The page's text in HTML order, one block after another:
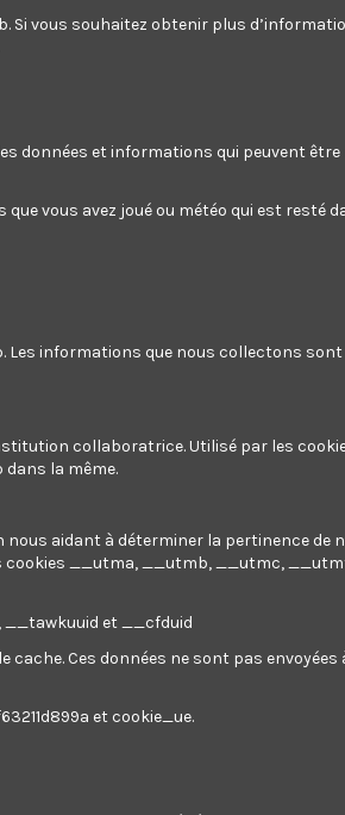
vous souhaitez obtenir plus
données et informations qui peuvent être
vous avez joué ou météo qui est resté
Les informations que nous collectons
collaboratrice. Utilisé par les
la même.
nous aidant à déterminer la pertinence de
cookies __utma, __utmb, __utmc,
__tawkuuid et __cfduid
Ces données ne sont pas
et cookie_ue.